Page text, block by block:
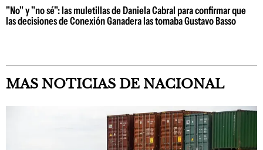
"No" y "no sé": las muletillas de Daniela Cabral para confirmar que
las decisiones de Conexión Ganadera las tomaba Gustavo Basso
MAS NOTICIAS DE NACIONAL